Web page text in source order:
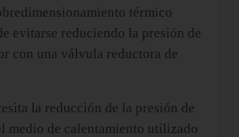
térmico
evitarse reduciendo la presión de
con una válvula reductora de
la reducción de la presión de
medio de calentamiento utilizado